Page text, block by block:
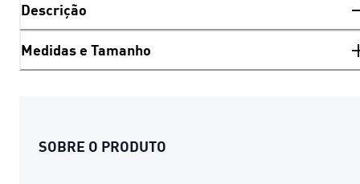
Descrição
Medidas e Tamanho
SOBRE O PRODUTO